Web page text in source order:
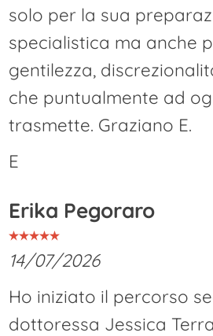
solo per la sua
specialistica ma anche
gentilezza,
che puntualmente ad
trasmette. Graziano E.
E
Erika Pegoraro
14/07/2026
Ho iniziato il percorso
dottoressa Jessica